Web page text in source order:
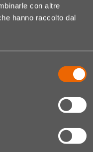
con altre
hanno raccolto dal
Catalogo Articoli